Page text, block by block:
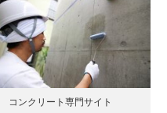
コンクリート専門サイト